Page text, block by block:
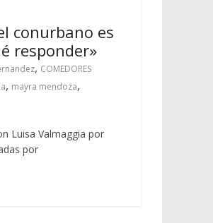
conurbano es
responder»
, COMEDORES
, mayra mendoza,
Luisa Valmaggia por
por